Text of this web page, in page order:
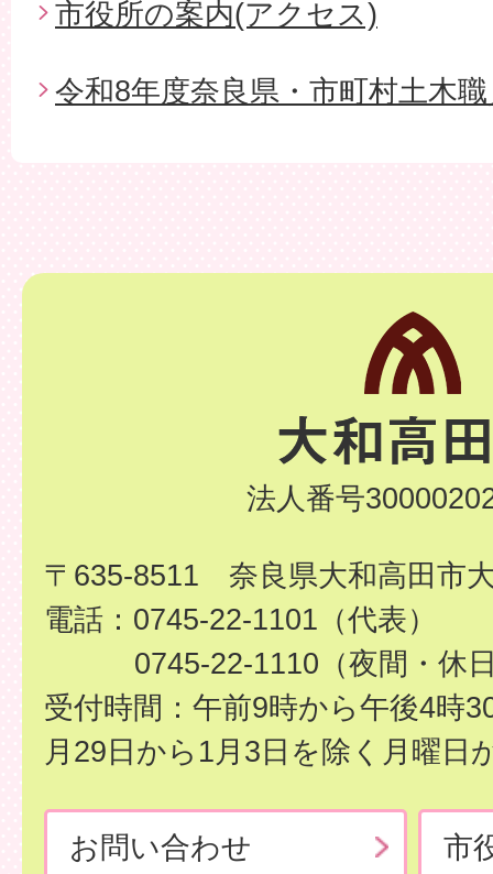
市役所の案内(アクセス)
令和8年度奈良県・市町村土木
法人番号
〒635-8511 奈良県大和高田市
電話：0745-22-1101（代表）
0745-22-1110（夜間・休
受付時間：午前9時から午後4時
月29日から1月3日を除く月曜日
お問い合わせ 市